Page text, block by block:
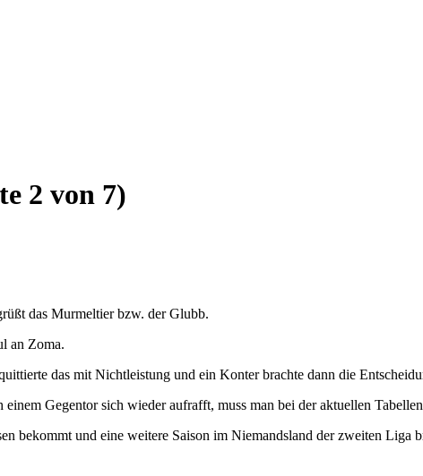
2 von 7)
das Murmeltier bzw. der Glubb.
an Zoma.
das mit Nichtleistung und ein Konter brachte dann die
Gegentor sich wieder aufrafft, muss man bei der aktuellen
bekommt und eine weitere Saison im Niemandsland der zweiten Liga